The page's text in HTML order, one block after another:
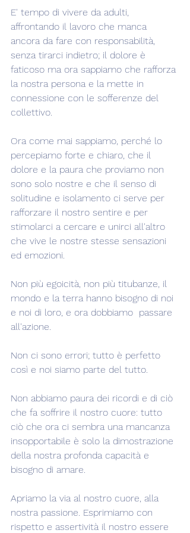
E' tempo di vivere da adulti,
affrontando il lavoro che manca
ancora da fare con responsabilità,
senza tirarci indietro; il dolore è
faticoso ma ora sappiamo che rafforza
la nostra persona e la mette in
connessione con le sofferenze del
collettivo.
Ora come mai sappiamo, perché lo
percepiamo forte e chiaro, che il
dolore e la paura che proviamo non
sono solo nostre e che il senso di
solitudine e isolamento ci serve per
rafforzare il nostro sentire e per
stimolarci a cercare e unirci all'altro
che vive le nostre stesse sensazioni
ed emozioni.
Non più egoicità, non più titubanze, il
mondo e la terra hanno bisogno di noi
e noi di loro, e ora dobbiamo  passare
all'azione.
Non ci sono errori; tutto è perfetto
così e noi siamo parte del tutto.
Non abbiamo paura dei ricordi e di ciò
che fa soffrire il nostro cuore: tutto
ciò che ora ci sembra una mancanza
insopportabile è solo la dimostrazione
della nostra profonda capacità e
bisogno di amare.
Apriamo la via al nostro cuore, alla
nostra passione. Esprimiamo con
rispetto e assertività il nostro essere